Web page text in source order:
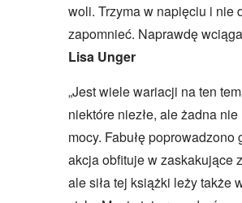
woli. Trzyma w napięciu i nie
zapomnieć. Naprawdę
Lisa Unger
„Jest wiele wariacji na ten
niektóre niezłe, ale żadna
mocy. Fabułę poprowadzono
akcja obfituje w zaskakujące
ale siła tej książki leży także